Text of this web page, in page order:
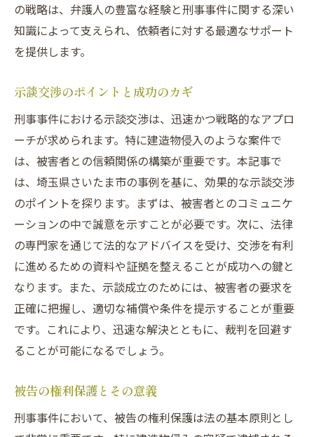
の戦略は、弁護人の豊富な経験と刑事事件に関する深い
知識によって支えられ、依頼者に対する最適なサポート
を提供します。
示談交渉のポイントと成功のカギ
刑事事件における示談交渉は、迅速かつ戦略的なアプロ
ーチが求められます。特に建造物侵入のような案件で
は、被害者との信頼関係の構築が重要です。本記事で
は、埼玉県さいたま市の事例を基に、効果的な示談交渉
のポイントを探ります。まずは、被害者とのコミュニケ
ーションの中で誠意を示すことが必要です。次に、法律
の専門家を通じて法的なアドバイスを受け、交渉を有利
に進めるための資料や証拠を整えることが成功への鍵と
なります。また、示談成立のためには、被害者の要求を
正確に把握し、適切な補償や条件を提示することが重要
です。これにより、迅速な解決とともに、裁判を回避す
ることが可能になるでしょう。
被告の権利保護とその意義
刑事事件において、被告の権利保護は法の基本原則とし